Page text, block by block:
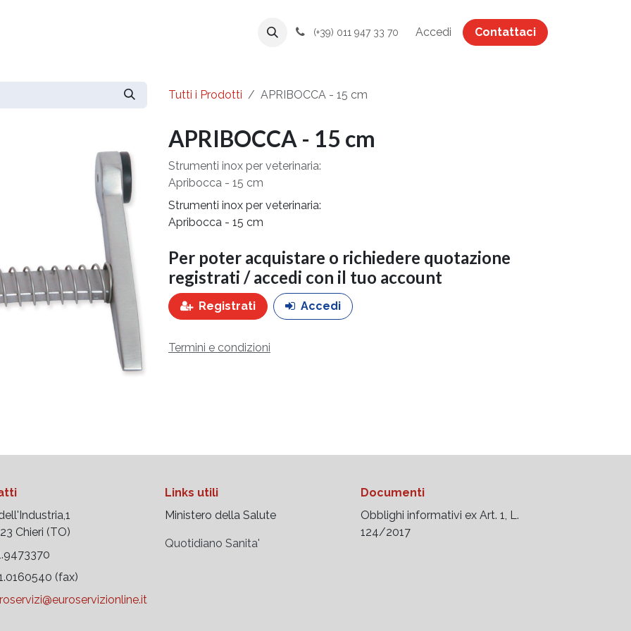
(+39) 011 947 33 70 Accedi Contattaci
Tutti i Prodotti APRIBOCCA - 15 cm
APRIBOCCA - 15 cm
Strumenti inox per veterinaria:
Apribocca - 15 cm
Strumenti inox per veterinaria:
Apribocca - 15 cm
Per poter acquistare o richiedere quotazione
registrati / accedi con il tuo account
Registrati Accedi
Termini e condizioni
Chieri (TO)
(fax)
Links utili
Ministero della Salute
Quotidiano Sanita'
Documenti
Obblighi informativi ex Art. 1, L.
124/2017